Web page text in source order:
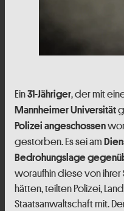
Ein31-Jähriger, der mit
Mannheimer Universität
Polizei angeschossen
gestorben. Es sei am
Bedrohungslage
woraufhin diese von ihrer
hätten, teilten Polizei,
Staatsanwaltschaft mit.